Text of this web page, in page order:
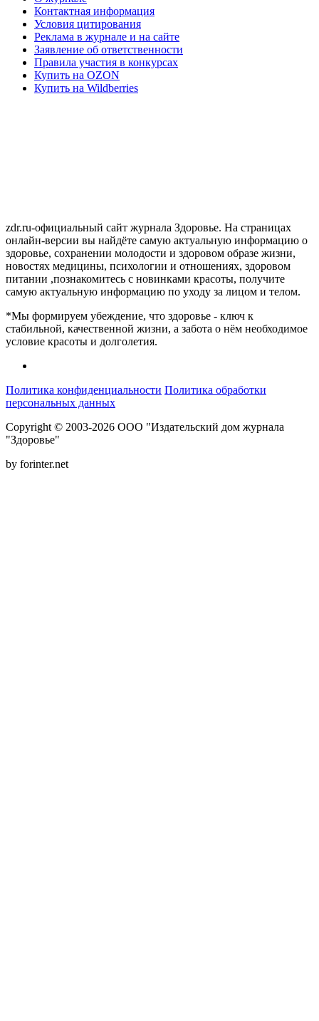
Контактная информация
Условия цитирования
Реклама в журнале и на сайте
Заявление об ответственности
Правила участия в конкурсах
Купить на OZON
Купить на Wildberries
zdr.ru-официальный сайт журнала Здоровье. На страницах
онлайн-версии вы найдёте самую актуальную информацию о
здоровье, сохранении молодости и здоровом образе жизни,
новостях медицины, психологии и отношениях, здоровом
питании ,познакомитесь с новинками красоты, получите
самую актуальную информацию по уходу за лицом и телом.
*Мы формируем убеждение, что здоровье - ключ к
стабильной, качественной жизни, а забота о нём необходимое
условие красоты и долголетия.
Политика конфиденциальности Политика обработки
персональных данных
Copyright © 2003-2026 ООО "Издательский дом журнала
"Здоровье"
by forinter.net